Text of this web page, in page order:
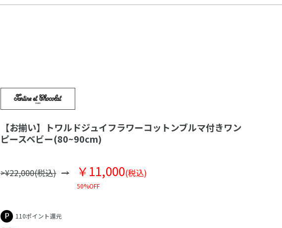
【お揃い】トワルドジュイフラワーコットンブルマ付きワン
ピースベビー(80~90cm)
>¥22,000(税込) ￥11,000(税込)
50%OFF
110ポイント還元